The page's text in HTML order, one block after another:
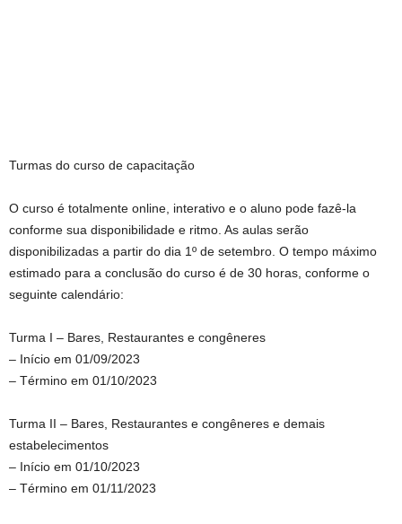
Turmas do curso de capacitação
O curso é totalmente online, interativo e o aluno pode fazê-la
conforme sua disponibilidade e ritmo. As aulas serão
disponibilizadas a partir do dia 1º de setembro. O tempo máximo
estimado para a conclusão do curso é de 30 horas, conforme o
seguinte calendário:
Turma I – Bares, Restaurantes e congêneres
– Início em 01/09/2023
– Término em 01/10/2023
Turma II – Bares, Restaurantes e congêneres e demais
estabelecimentos
– Início em 01/10/2023
– Término em 01/11/2023